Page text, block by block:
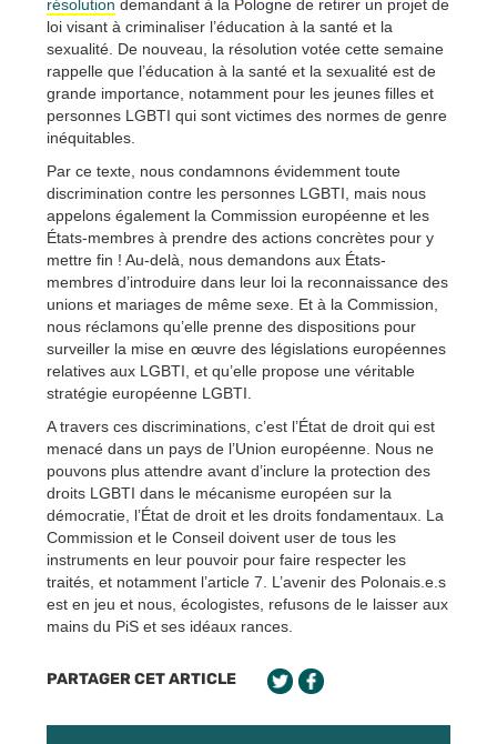
résolution demandant à la Pologne de retirer un projet de
loi visant à criminaliser l’éducation à la santé et la
sexualité. De nouveau, la résolution votée cette semaine
rappelle que l’éducation à la santé et la sexualité est de
grande importance, notamment pour les jeunes filles et
personnes LGBTI qui sont victimes des normes de genre
inéquitables.
Par ce texte, nous condamnons évidemment toute
discrimination contre les personnes LGBTI, mais nous
appelons également la Commission européenne et les
États-membres à prendre des actions concrètes pour y
mettre fin ! Au-delà, nous demandons aux États-
membres d’introduire dans leur loi la reconnaissance des
unions et mariages de même sexe. Et à la Commission,
nous réclamons qu’elle prenne des dispositions pour
surveiller la mise en œuvre des législations européennes
relatives aux LGBTI, et qu’elle propose une véritable
stratégie européenne LGBTI.
A travers ces discriminations, c’est l’État de droit qui est
menacé dans un pays de l’Union européenne. Nous ne
pouvons plus attendre avant d’inclure la protection des
droits LGBTI dans le mécanisme européen sur la
démocratie, l’État de droit et les droits fondamentaux. La
Commission et le Conseil doivent user de tous les
instruments en leur pouvoir pour faire respecter les
traités, et notamment l’article 7. L’avenir des Polonais.e.s
est en jeu et nous, écologistes, refusons de le laisser aux
mains du PiS et ses idéaux rances.
PARTAGER CET ARTICLE